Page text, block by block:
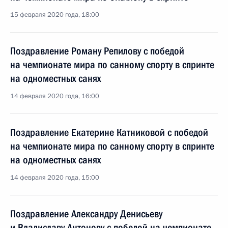
15 февраля 2020 года, 18:00
Поздравление Роману Репилову с победой
на чемпионате мира по санному спорту в спринте
на одноместных санях
14 февраля 2020 года, 16:00
Поздравление Екатерине Катниковой с победой
на чемпионате мира по санному спорту в спринте
на одноместных санях
14 февраля 2020 года, 15:00
Поздравление Александру Денисьеву